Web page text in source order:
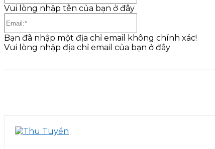
Vui lòng nhập tên của bạn ở đây
Bạn đã nhập một địa chỉ email không chính xác!
Vui lòng nhập địa chỉ email của bạn ở đây